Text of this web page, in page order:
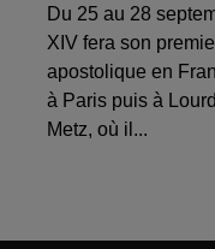
Du 25 au 28
XIV fera son
apostolique en
à Paris puis à
Metz, où il...